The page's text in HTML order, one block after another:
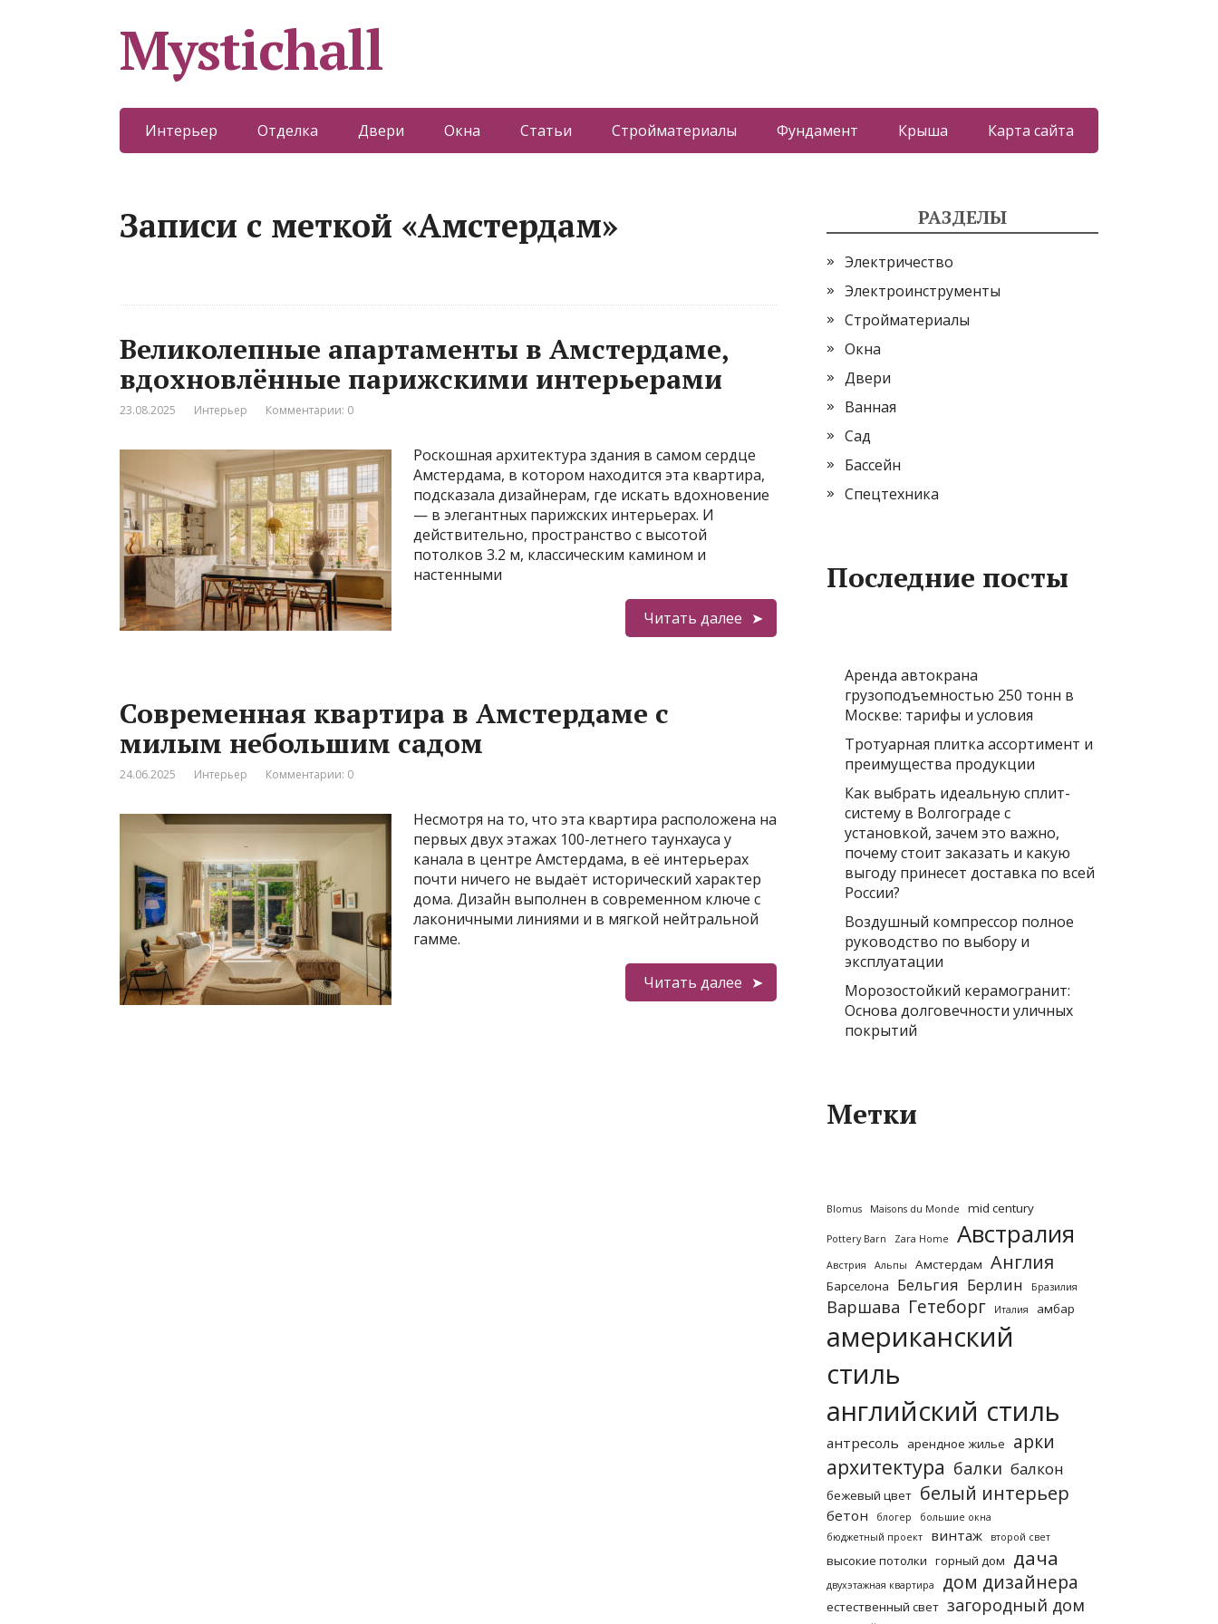
Mystichall
Интерьер Отделка Двери Окна Статьи Стройматериалы Фундамент Крыша Карта сайта
Записи с меткой «Амстердам»
Великолепные апартаменты в Амстердаме,
вдохновлённые парижскими интерьерами
23.08.2025 Интерьер Комментарии: 0
Роскошная архитектура здания в самом сердце
Амстердама, в котором находится эта квартира,
подсказала дизайнерам, где искать вдохновение
— в элегантных парижских интерьерах. И
действительно, пространство с высотой
потолков 3.2 м, классическим камином и
настенными
Читать далее
Современная квартира в Амстердаме с
милым небольшим садом
24.06.2025 Интерьер Комментарии: 0
Несмотря на то, что эта квартира расположена на
первых двух этажах 100-летнего таунхауса у
канала в центре Амстердама, в её интерьерах
почти ничего не выдаёт исторический характер
дома. Дизайн выполнен в современном ключе с
лаконичными линиями и в мягкой нейтральной
гамме.
Читать далее
РАЗДЕЛЫ
Электричество
Электроинструменты
Стройматериалы
Окна
Двери
Ванная
Сад
Бассейн
Спецтехника
Последние посты
Аренда автокрана
грузоподъемностью 250 тонн в
Москве: тарифы и условия
Тротуарная плитка ассортимент и
преимущества продукции
Как выбрать идеальную сплит-
систему в Волгограде с
установкой, зачем это важно,
почему стоит заказать и какую
выгоду принесет доставка по всей
России?
Воздушный компрессор полное
руководство по выбору и
эксплуатации
Морозостойкий керамогранит:
Основа долговечности уличных
покрытий
Метки
Blomus Maisons du Monde mid century
Pottery Barn Zara Home Австралия
Австрия Альпы Амстердам Англия
Барселона Бельгия Берлин Бразилия
Варшава Гетеборг Италия амбар
американский
стиль
английский стиль
антресоль арендное жилье арки
архитектура балки балкон
бежевый цвет белый интерьер
бетон блогер
большие окна
бюджетный проект
винтаж второй свет
высокие потолки горный дом дача
двухэтажная квартира дом дизайнера
естественный свет загородный дом